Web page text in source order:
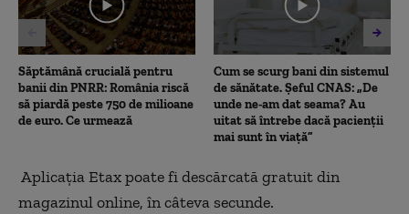
Săptămână crucială pentru
banii din PNRR: România riscă
să piardă peste 750 de milioane
de euro. Ce urmează
Cum se scurg bani din sistemul
de sănătate. Șeful CNAS: „De
unde ne-am dat seama? Au
uitat să întrebe dacă pacienții
mai sunt în viață”
Aplicaţia Etax poate fi descărcată gratuit din
magazinul online, în câteva secunde.